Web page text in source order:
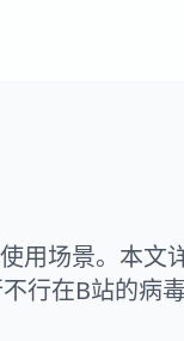
用场景。本文
行在B站的病毒